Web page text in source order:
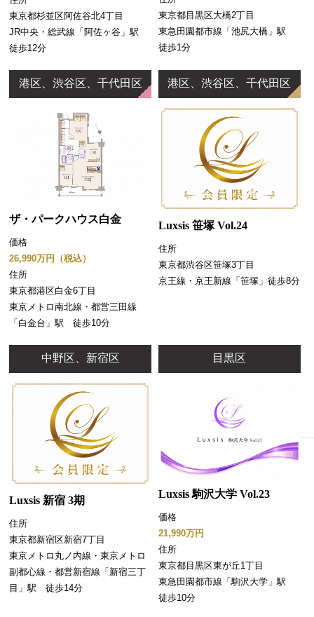
東京都杉並区阿佐谷北4丁目
JR中央・総武線「阿佐ヶ谷」駅
徒歩12分
東京都目黒区大橋2丁目
東急田園都市線「池尻大橋」駅
徒歩1分
港区、渋谷区、千代田区
ザ・パークハウス白金
価格
26,990万円（税込）
住所
東京都港区白金6丁目
東京メトロ南北線・都営三田線
「白金台」駅 徒歩10分
港区、渋谷区、千代田区
Luxsis 笹塚 Vol.24
住所
東京都渋谷区笹塚3丁目
京王線・京王新線「笹塚」徒歩8分
中野区、新宿区
Luxsis 新宿 3期
住所
東京都新宿区新宿7丁目
東京メトロ丸ノ内線・東京メトロ
副都心線・都営新宿線「新宿三丁
目」駅 徒歩14分
目黒区
Luxsis 駒沢大学 Vol.23
価格
21,990万円
住所
東京都目黒区東が丘1丁目
東急田園都市線「駒沢大学」駅
徒歩10分